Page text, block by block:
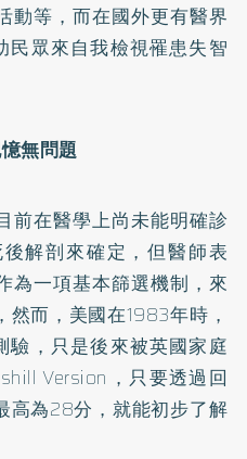
動等，而在國外更有醫界
眾來自我檢視罹患失智
無問題
前在醫學上尚未能明確診
解剖來確定，但醫師表
為一項基本篩選機制，來
而，美國在1983年時，
，只是後來被英國家庭
Version，只要透過回
高為28分，就能初步了解